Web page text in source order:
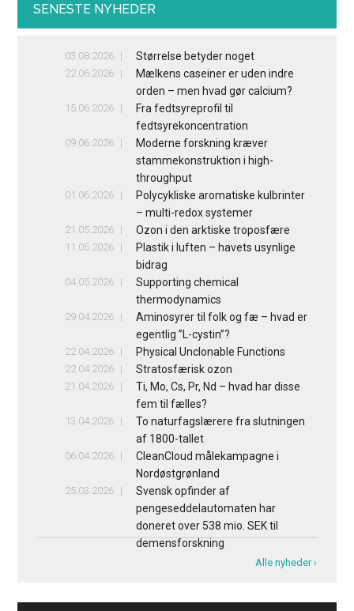
SENESTE NYHEDER
03.08.2026 Størrelse betyder noget
22.06.2026
Mælkens caseiner er uden indre
orden – men hvad gør calcium?
15.06.2026
Fra fedtsyreprofil til
fedtsyrekoncentration
09.06.2026
Moderne forskning kræver
stammekonstruktion i high-
throughput
01.06.2026
Polycykliske aromatiske kulbrinter
– multi-redox systemer
21.05.2026 Ozon i den arktiske troposfære
11.05.2026
Plastik i luften – havets usynlige
bidrag
04.05.2026
Supporting chemical
thermodynamics
29.04.2026
Aminosyrer til folk og fæ – hvad er
egentlig ”L-cystin”?
22.04.2026 Physical Unclonable Functions
22.04.2026 Stratosfærisk ozon
21.04.2026
Ti, Mo, Cs, Pr, Nd – hvad har disse
fem til fælles?
13.04.2026
To naturfagslærere fra slutningen
af 1800-tallet
06.04.2026
CleanCloud målekampagne i
Nordøstgrønland
25.03.2026
Svensk opfinder af
pengeseddelautomaten har
doneret over 538 mio. SEK til
demensforskning
Alle nyheder ›